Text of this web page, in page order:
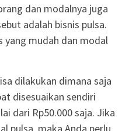
dan modalnya juga
adalah bisnis pulsa.
yang mudah dan modal
dilakukan dimana saja
disesuaikan sendiri
dari Rp50.000 saja. Jika
pulsa, maka Anda perlu